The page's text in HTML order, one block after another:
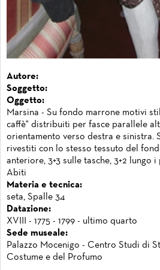
Autore:
Soggetto:
Oggetto:
Marsina - Su fondo marrone motivi
caffè" distribuiti per fasce parallele
orientamento verso destra e sinistra.
rivestiti con lo stesso tessuto del
anteriore, 3+3 sulle tasche, 3+2 lungo
Abiti
Materia e tecnica:
seta, Spalle 34
Datazione:
XVIII - 1775 - 1799 - ultimo quarto
Sede museale:
Palazzo Mocenigo - Centro Studi di
Costume e del Profumo